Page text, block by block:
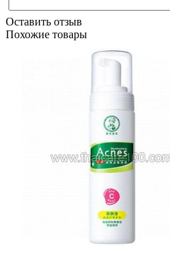
Оставить отзыв
Похожие товары